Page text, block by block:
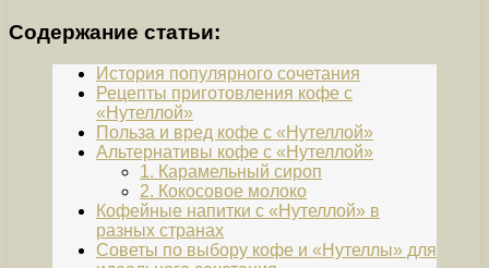
Содержание статьи:
История популярного сочетания
Рецепты приготовления кофе с
«Нутеллой»
Польза и вред кофе с «Нутеллой»
Альтернативы кофе с «Нутеллой»
1. Карамельный сироп
2. Кокосовое молоко
Кофейные напитки с «Нутеллой» в
разных странах
Советы по выбору кофе и «Нутеллы» для